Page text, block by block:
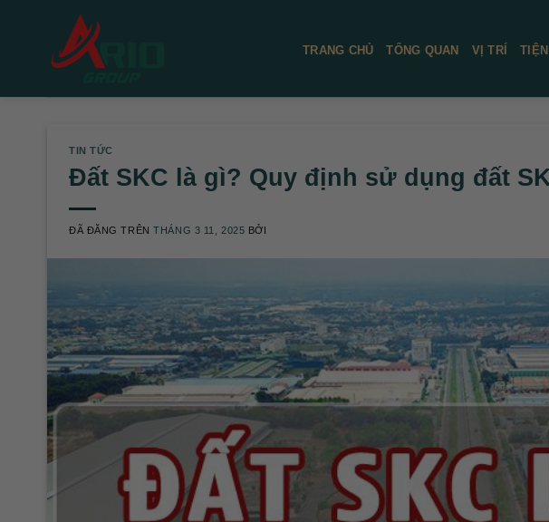
TRANG CHỦ TỔNG QUAN VỊ TRÍ
TIN TỨC
Đất SKC là gì? Quy định sử dụng đất
ĐÃ ĐĂNG TRÊNTHÁNG 3 11, 2025 BỞI